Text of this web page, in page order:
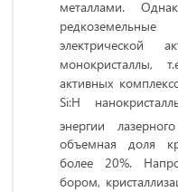
металлами.
электрической
монокристаллы,
активных
Si:H
энергии
объемная доля
более 20%.
бором,